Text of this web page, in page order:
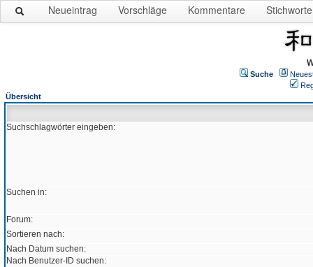
Neueintrag Vorschläge Kommentare Stichworte
Suche
Übersicht
Suchschlagwörter eingeben:
Suchen in:
Forum:
Sortieren nach:
Nach Datum suchen:
Nach Benutzer-ID suchen: